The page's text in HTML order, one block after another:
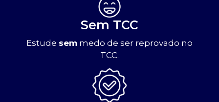
Sem TCC
Estude sem medo de ser reprovado no
TCC.